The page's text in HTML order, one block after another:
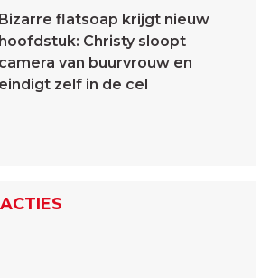
Bizarre flatsoap krijgt nieuw
hoofdstuk: Christy sloopt
camera van buurvrouw en
eindigt zelf in de cel